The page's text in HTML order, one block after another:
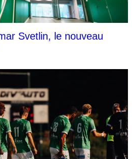
Svetlin, le nouveau